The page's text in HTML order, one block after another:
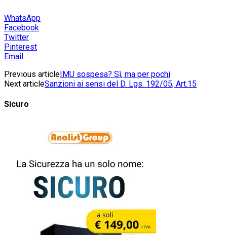
WhatsApp
Facebook
Twitter
Pinterest
Email
Previous articleIMU sospesa? Sì, ma per pochi
Next articleSanzioni ai sensi del D. Lgs. 192/05, Art.15
Sicuro